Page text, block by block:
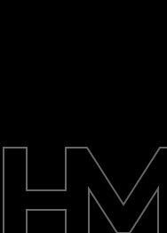
Podrška
Serbia